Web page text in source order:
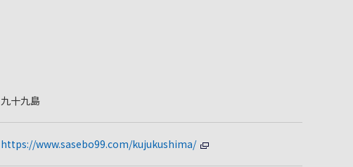
九十九島
https://www.sasebo99.com/kujukushima/